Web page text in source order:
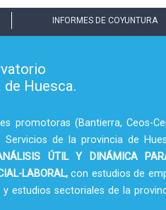
INFORMES DE COYUNTURA
Huesca.
promotoras (Bantierra, Ceos-
de la provincia de
ÚTIL Y DINÁMICA
LABORAL,con estudios de
estudios sectoriales de la